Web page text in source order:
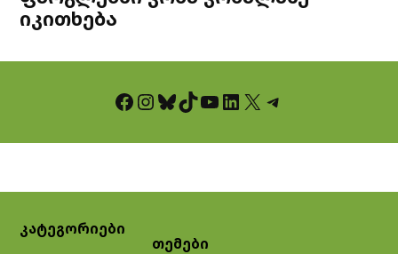
იკითხება
Facebook InstagramBluesky TikTok YouTube LinkedIn X Telegram
კატეგორიები
თემები